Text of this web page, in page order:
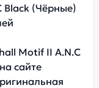
Black (Чёрные)
Motif II A.N.C
сайте